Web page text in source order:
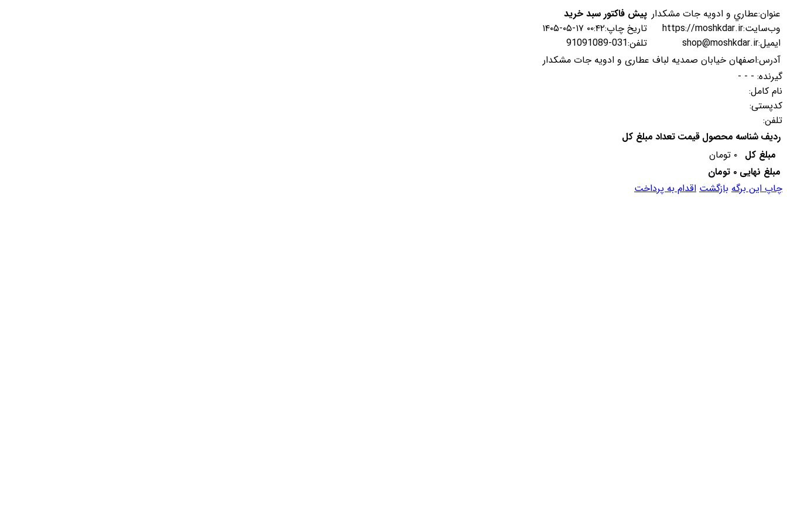
عنوان:عطاري و ادويه جات مشكدار
وب‌سایت:https://moshkdar.ir
ایمیل:shop@moshkdar.ir
پیش فاکتور سبد خرید
تاریخ چاپ:۱۴۰۵-۰۵-۱۷ ۰۰:۴۲
تلفن:031-91091089
آدرس:اصفهان خیابان صمدیه لباف عطاری و ادویه جات مشکدار
گیرنده: - - -
نام کامل:
کدپستی:
تلفن:
ردیف شناسه محصول قیمت تعداد مبلغ کل
مبلغ کل ۰ تومان
مبلغ نهایی ۰ تومان
چاپ این برگه بازگشت اقدام به پرداخت